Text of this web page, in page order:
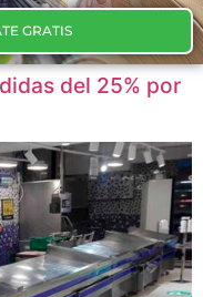
GRATIS
del 25% por